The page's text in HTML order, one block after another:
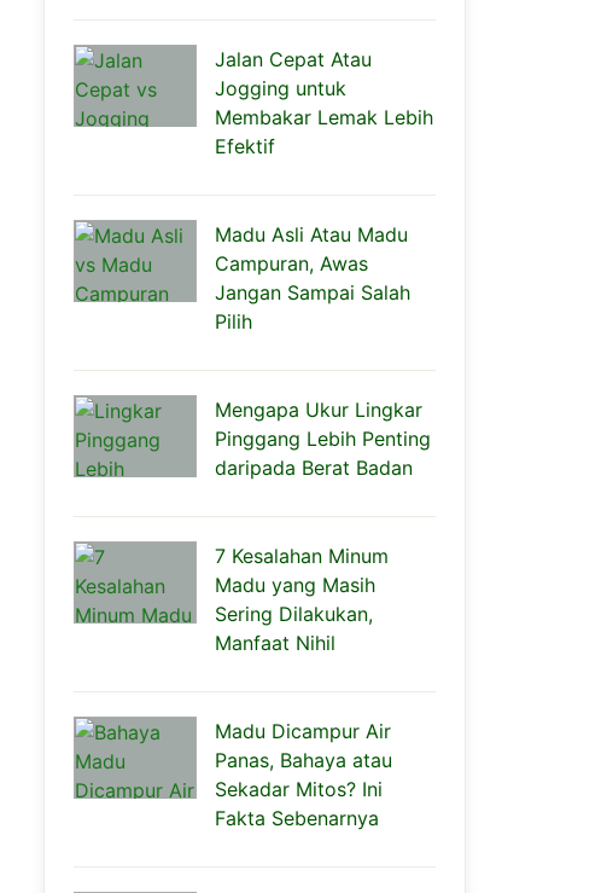
Jalan Cepat Atau
Jogging untuk
Membakar Lemak Lebih
Efektif
Madu Asli Atau Madu
Campuran, Awas
Jangan Sampai Salah
Pilih
Mengapa Ukur Lingkar
Pinggang Lebih Penting
daripada Berat Badan
7 Kesalahan Minum
Madu yang Masih
Sering Dilakukan,
Manfaat Nihil
Madu Dicampur Air
Panas, Bahaya atau
Sekadar Mitos? Ini
Fakta Sebenarnya